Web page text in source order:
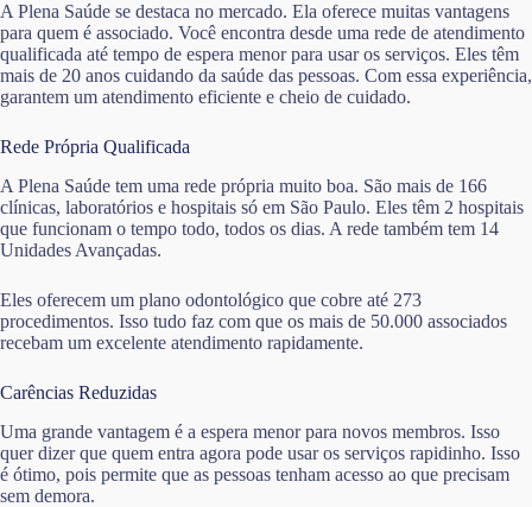
A Plena Saúde se destaca no mercado. Ela oferece muitas vantagens
para quem é associado. Você encontra desde uma rede de atendimento
qualificada até tempo de espera menor para usar os serviços. Eles têm
mais de 20 anos cuidando da saúde das pessoas. Com essa experiência,
garantem um atendimento eficiente e cheio de cuidado.
Rede Própria Qualificada
A Plena Saúde tem uma rede própria muito boa. São mais de 166
clínicas, laboratórios e hospitais só em São Paulo. Eles têm 2 hospitais
que funcionam o tempo todo, todos os dias. A rede também tem 14
Unidades Avançadas.
Eles oferecem um plano odontológico que cobre até 273
procedimentos. Isso tudo faz com que os mais de 50.000 associados
recebam um excelente atendimento rapidamente.
Carências Reduzidas
Uma grande vantagem é a espera menor para novos membros. Isso
quer dizer que quem entra agora pode usar os serviços rapidinho. Isso
é ótimo, pois permite que as pessoas tenham acesso ao que precisam
sem demora.